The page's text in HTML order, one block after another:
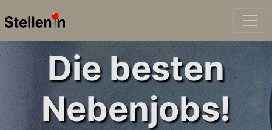
Die besten
Nebenjobs!